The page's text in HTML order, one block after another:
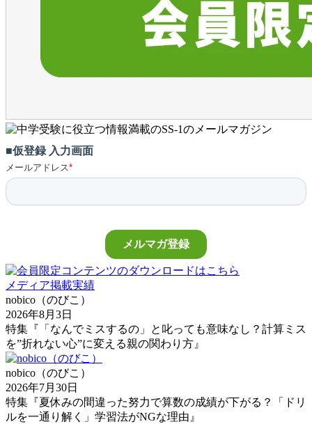
メディア掲載実績
nobico（のびこ）
2026年8月3日
特集『「なんでミスするの」と叱っても意味なし？計算ミス
を”折れない心”に変える親の関わり方』
nobico（のびこ）
2026年7月30日
特集『夏休みの間違った努力で算数の成績が下がる？「ドリ
ルを一通り解く」学習法がNGな理由』